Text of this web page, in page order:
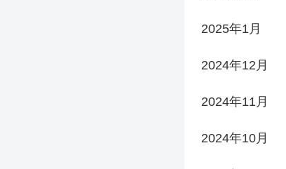
2025年1月
2024年12月
2024年11月
2024年10月